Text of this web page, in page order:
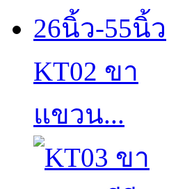
KT02 ขา
แขวน...